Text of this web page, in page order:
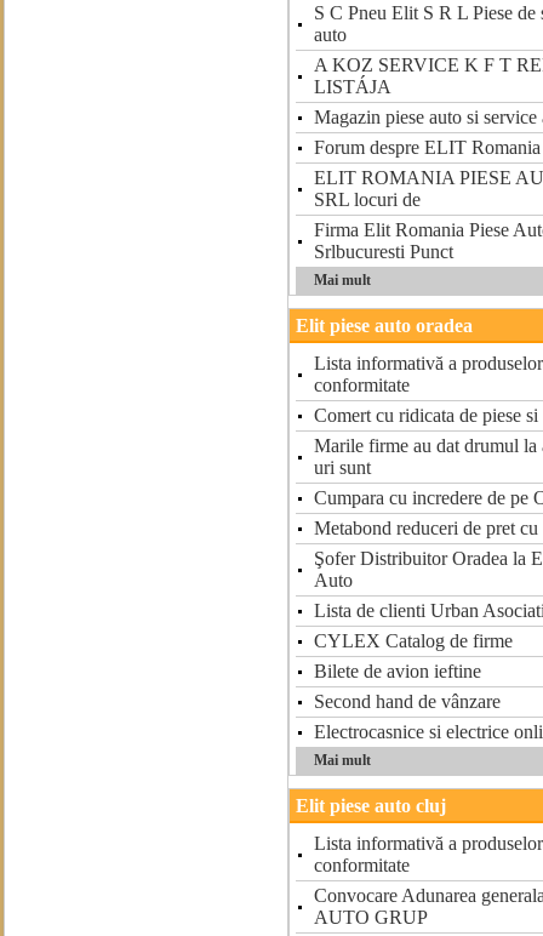
S C Pneu Elit S R L Piese de
auto
A KOZ SERVICE K F T
LISTÁJA
Magazin piese auto si service
Forum despre ELIT
ELIT ROMANIA PIESE
SRL locuri de
Firma Elit Romania Piese
Srlbucuresti Punct
Mai mult
Elit piese auto oradea
Lista informativă a
conformitate
Comert cu ridicata de piese si
Marile firme au dat drumul la
uri sunt
Cumpara cu incredere de pe
Metabond reduceri de pret
Şofer Distribuitor Oradea la
Auto
Lista de clienti Urban
CYLEX Catalog de firme
Bilete de avion ieftine
Second hand de vânzare
Electrocasnice si electrice
Mai mult
Elit piese auto cluj
Lista informativă a
conformitate
Convocare Adunarea
AUTO GRUP